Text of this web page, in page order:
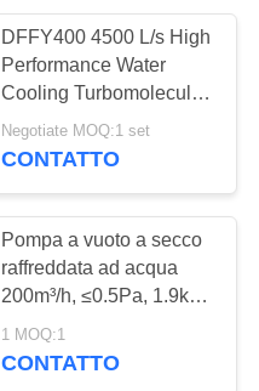
DFFY400 4500 L/s High
Performance Water
Cooling Turbomolecular
Vacuum Pump for
Semiconductor
Negotiate MOQ:1 set
CONTATTO
Pompa a vuoto a secco
raffreddata ad acqua
200m³/h, ≤0.5Pa, 1.9kw,
GRM201
1 MOQ:1
CONTATTO